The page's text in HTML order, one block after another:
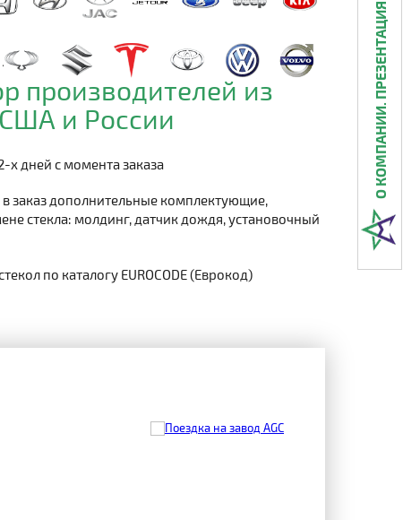
производителей из
и России
х дней с момента заказа
заказ дополнительные комплектующие,
стекла: молдинг, датчик дождя, установочный
по каталогу EUROCODE (Еврокод)
О КОМПАНИИ. ПРЕЗЕНТАЦИЯ